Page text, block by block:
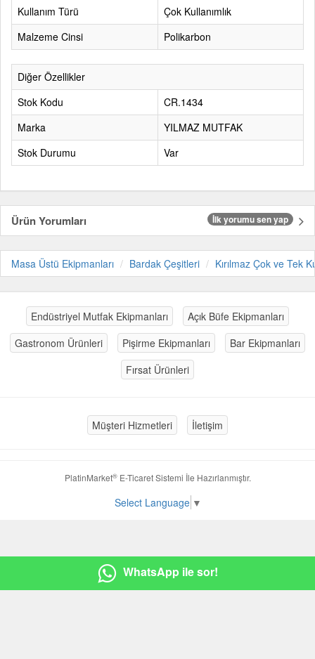
WhatsApp ile sor!
Kullanım Türü
Çok Kullanımlık
Malzeme Cinsi
Polikarbon
Diğer Özellikler
Stok Kodu
CR.1434
Marka
YILMAZ MUTFAK
Stok Durumu
Var
Ürün Yorumları İlk yorumu sen yap
Masa Üstü Ekipmanları Bardak Çeşitleri Kırılmaz Çok ve Tek
Endüstriyel Mutfak Ekipmanları
Açık Büfe Ekipmanları
Gastronom Ürünleri
Pişirme Ekipmanları
Bar Ekipmanları
Fırsat Ürünleri
Müşteri Hizmetleri İletişim
PlatinMarket®E-Ticaret Sistemi İle Hazırlanmıştır.
Select Language ▼